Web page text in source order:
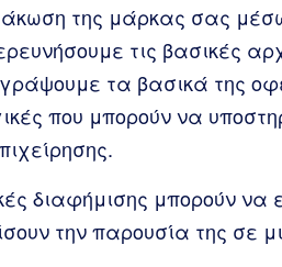
της μάρκας σας
τις βασικές
τα βασικά της
που μπορούν να
διαφήμισης μπορούν να
την παρουσία της σε